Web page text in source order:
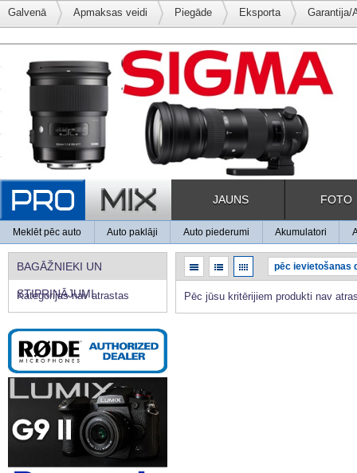
Galvenā Apmaksas veidi Piegāde Eksporta Garantija/
JAUNS FOTO
Meklēt pēc auto Auto paklāji Auto piederumi Akumulatori
BAGĀŽNIEKI UN
STIPRINĀJUMI
Kategorijas nav atrastas Pēc jūsu kritērijiem produkti nav